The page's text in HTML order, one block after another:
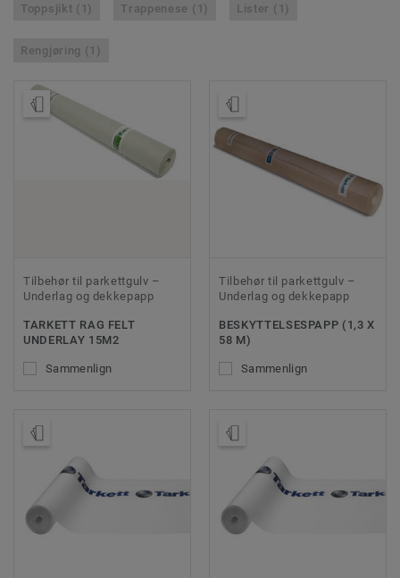
Toppsjikt (1) Trappenese (1) Lister (1)
Rengjøring (1)
Bestill prøve
Tilbehør til parkettgulv –
Underlag og dekkepapp
TARKETT RAG FELT
UNDERLAY 15M2
Sammenlign
Tilbehør til parkettgulv –
Underlag og dekkepapp
BESKYTTELSESPAPP (1,3 X
58 M)
Sammenlign